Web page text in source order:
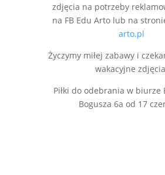
zdjęcia na potrzeby
na FB Edu Arto lub na
arto.pl
Życzymy miłej zabawy i
wakacyjne
Piłki do odebrania w biurze
Bogusza 6a od 17